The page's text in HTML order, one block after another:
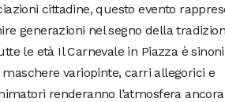
cittadine, questo evento
generazioni nel segno della
le età Il Carnevale in Piazza è
variopinte, carri allegorici e
renderanno l’atmosfera